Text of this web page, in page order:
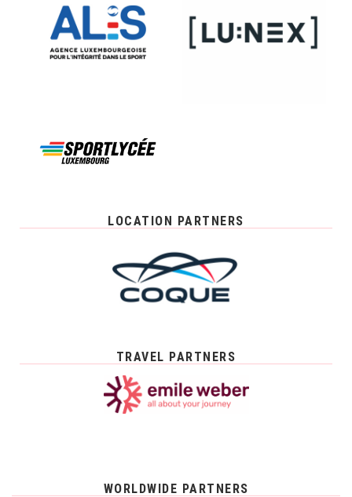
LOCATION PARTNERS
TRAVEL PARTNERS
WORLDWIDE PARTNERS